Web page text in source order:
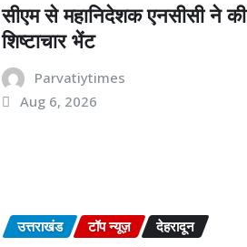
सीएम से महानिदेशक एनसीसी ने की
शिष्टाचार भेंट
Parvatiytimes
Aug 6, 2026
उत्तराखंड टॉप न्यूज़ देहरादून